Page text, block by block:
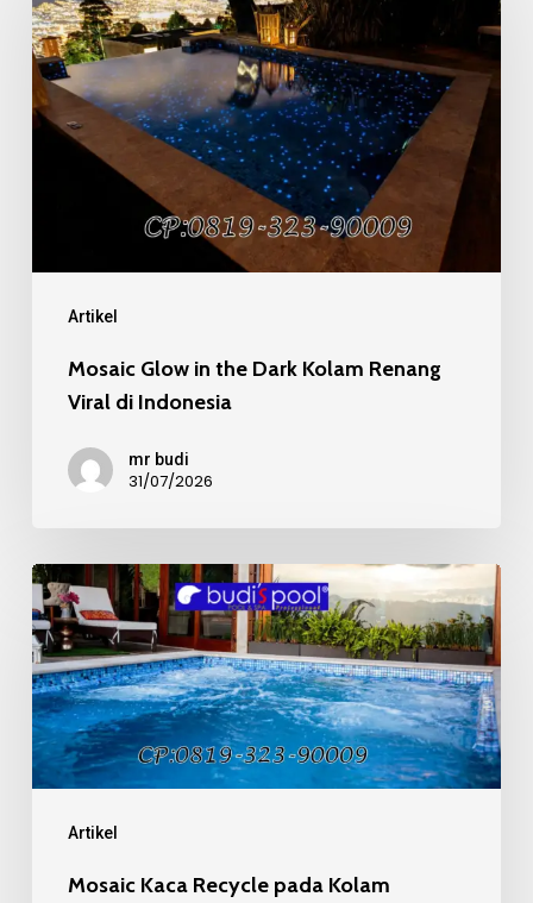
Artikel
in
the
Dark
Kolam
Renang
Mosaic Glow in the Dark Kolam Renang
Viral di Indonesia
mr budi
31/07/2026
Artikel
Mosaic
Kaca
Recycle
pada
Kolam
Renang
Mosaic Kaca Recycle pada Kolam